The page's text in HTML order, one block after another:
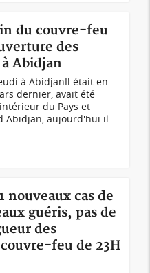
du couvre-feu
des
Abidjan
à AbidjanIl était en
dernier, avait été
du Pays et
Abidjan, aujourd'hui il
nouveaux cas de
guéris, pas de
des
feu de 23H